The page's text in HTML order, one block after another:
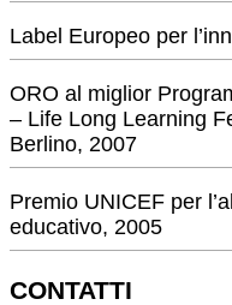
Label Europeo per
ORO al miglior
– Life Long Learning
Berlino, 2007
Premio UNICEF per
educativo, 2005
CONTATTI